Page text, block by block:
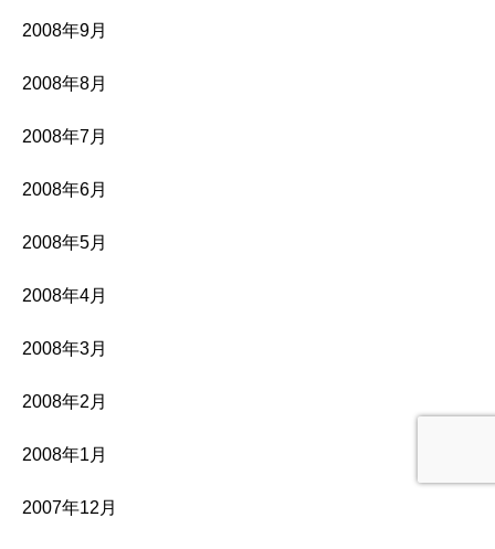
2008年9月
2008年8月
2008年7月
2008年6月
2008年5月
2008年4月
2008年3月
2008年2月
2008年1月
2007年12月